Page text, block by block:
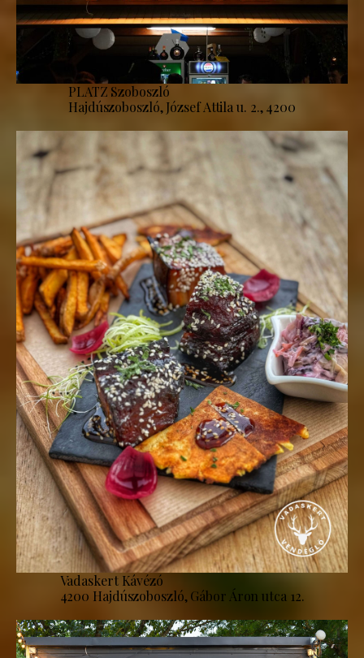
PLATZ Szoboszló
Hajdúszoboszló, József Attila u. 2., 4200
Vadaskert Kávézó
4200 Hajdúszoboszló, Gábor Áron utca 12.